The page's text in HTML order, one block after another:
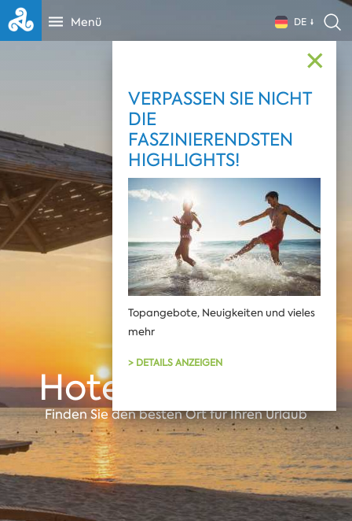
Menü DE
Hotels in Albena
Finden Sie den besten Ort für Ihren Urlaub
✕
VERPASSEN SIE NICHT
DIE
FASZINIERENDSTEN
HIGHLIGHTS!
Topangebote, Neuigkeiten und vieles
mehr
> DETAILS ANZEIGEN